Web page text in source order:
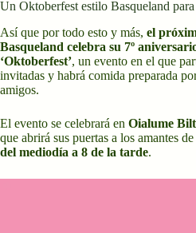
Un Oktoberfest estilo Basqueland
Así que por todo esto y más, el
Basqueland celebra su 7º
‘Oktoberfest’, un evento en el que
invitadas y habrá comida preparada
amigos.
El evento se celebrará en Oialume
que abrirá sus puertas a los amantes
del mediodía a 8 de la tarde.